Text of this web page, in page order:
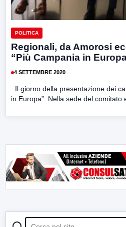
POLITICA
Regionali, da Amorosi
“Più Campania in
4 SETTEMBRE 2020
Il giorno della presentazione dei
in Europa”. Nella sede del comitato
CERCA